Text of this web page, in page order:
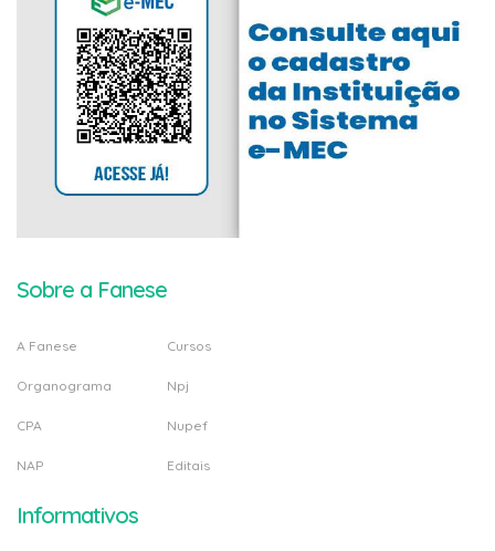
Sobre a Fanese
A Fanese
Organograma
CPA
NAP
Cursos
Npj
Nupef
Editais
Informativos